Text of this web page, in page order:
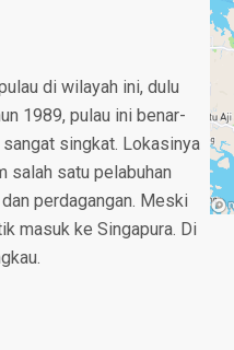
di wilayah ini, dulu
1989, pulau ini benar-
singkat. Lokasinya
salah satu pelabuhan
perdagangan. Meski
masuk ke Singapura. Di